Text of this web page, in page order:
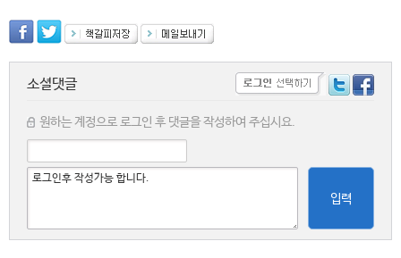
소셜댓글
원하는 계정으로 로그인 후 댓글을 작성하여 주십시요.
입력